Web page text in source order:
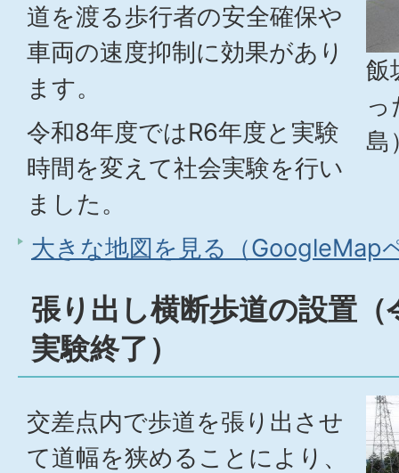
飯
島
道を渡る歩行者の安全確保や
車両の速度抑制に効果があり
ます。
令和8年度ではR6年度と実験
時間を変えて社会実験を行い
ました。
大きな地図を見る（GoogleMap
張り出し横断歩道の設置（
実験終了）
交差点内で歩道を張り出させ
て道幅を狭めることにより、